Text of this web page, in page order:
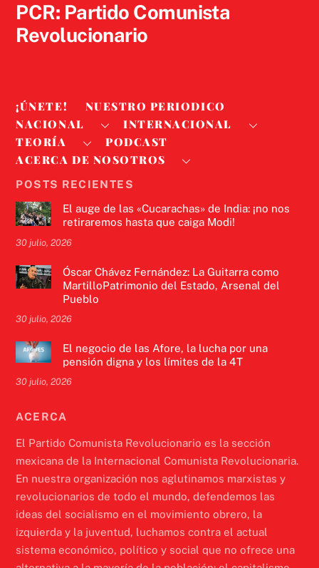
PCR: Partido Comunista
Revolucionario
¡ÚNETE!
NUESTRO PERIODICO
NACIONAL
INTERNACIONAL
TEORÍA
PODCAST
ACERCA DE NOSOTROS
POSTS RECIENTES
El auge de las «Cucarachas» de India: ¡no nos
retiraremos hasta que caiga Modi!
30 julio, 2026
Óscar Chávez Fernández: La Guitarra como
MartilloPatrimonio del Estado, Arsenal del
Pueblo
30 julio, 2026
El negocio de las Afore, la lucha por una
pensión digna y los límites de la 4T
30 julio, 2026
ACERCA
El Partido Comunista Revolucionario es la sección
mexicana de la Internacional Comunista Revolucionaria.
En nuestra organización nos aglutinamos marxistas y
revolucionarios de todo el mundo, defendemos las
ideas del socialismo en el movimiento obrero, la
izquierda y la juventud, luchamos contra el actual
sistema económico, político y social que no ofrece una